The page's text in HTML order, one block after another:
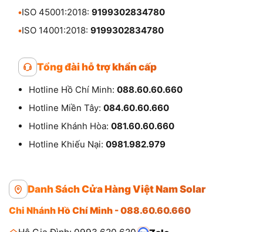
•ISO 45001:2018: 9199302834780
•ISO 14001:2018: 9199302834780
Tổng đài hỗ trợ khẩn cấp
Hotline Hồ Chí Minh: 088.60.60.660
Hotline Miền Tây: 084.60.60.660
Hotline Khánh Hòa: 081.60.60.660
Hotline Khiếu Nại: 0981.982.979
Danh Sách Cửa Hàng Việt Nam Solar
Chi Nhánh Hồ Chí Minh - 088.60.60.660